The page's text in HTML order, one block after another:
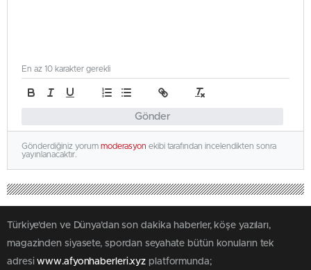
Gönder
En az 10 karakter gerekli
Gönderdiğiniz yorum moderasyon ekibi tarafından incelendikten sonra
yayınlanacaktır.
Türkiye'den ve Dünya’dan son dakika haberler, köşe yazıları,
magazinden siyasete, spordan seyahate bütün konuların tek
adresiwww.afyonhaberleri.xyz platformunda;